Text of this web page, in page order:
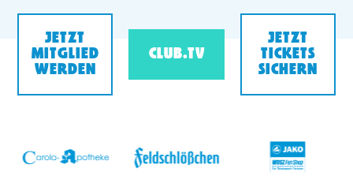
JETZT
MITGLIED
WERDEN
CLUB.TV
JETZT
TICKETS
SICHERN